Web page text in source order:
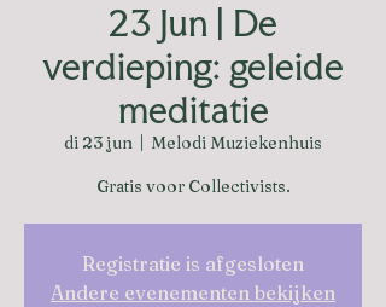
23 Jun | De
verdieping: geleide
meditatie
di 23 jun
Melodi Muziekenhuis
Gratis voor Collectivists.
Registratie is afgesloten
Andere evenementen bekijken